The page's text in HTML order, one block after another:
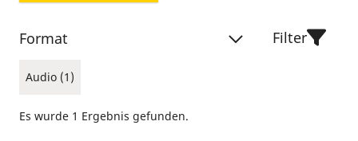
Format
Audio (1)
Filter
Es wurde 1 Ergebnis gefunden.